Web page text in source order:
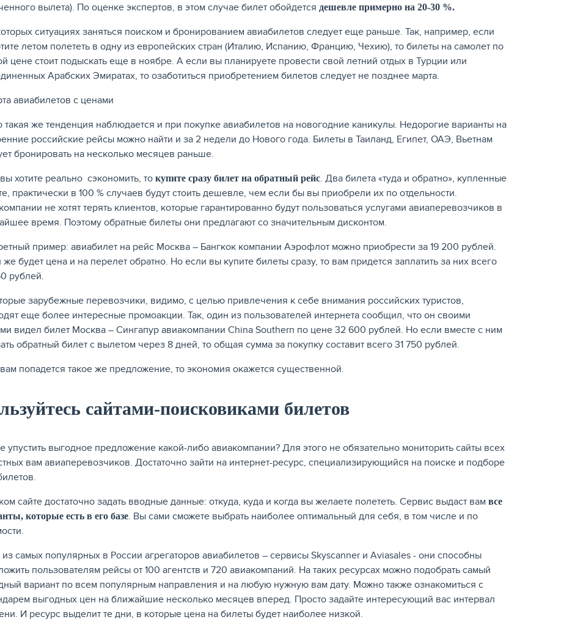
вылета). По оценке экспертов, в этом случае билет обойдется дешевле примерно на 20-30 %.
ситуациях заняться поиском и бронированием авиабилетов следует еще раньше. Так, например, если
летом полететь в одну из европейских стран (Италию, Испанию, Францию, Чехию), то билеты на самолет по
цене стоит подыскать еще в ноябре. А если вы планируете провести свой летний отдых в Турции или
Арабских Эмиратах, то озаботиться приобретением билетов следует не позднее марта.
такая же тенденция наблюдается и при покупке авиабилетов на новогодние каникулы. Недорогие варианты на
российские рейсы можно найти и за 2 недели до Нового года. Билеты в Таиланд, Египет, ОАЭ, Вьетнам
бронировать на несколько месяцев раньше.
хотите реально сэкономить, то купите сразу билет на обратный рейс. Два билета «туда и обратно», купленные
практически в 100 % случаев будут стоить дешевле, чем если бы вы приобрели их по отдельности.
не хотят терять клиентов, которые гарантированно будут пользоваться услугами авиаперевозчиков в
время. Поэтому обратные билеты они предлагают со значительным дисконтом.
пример: авиабилет на рейс Москва – Бангкок компании Аэрофлот можно приобрести за 19 200 рублей.
же будет цена и на перелет обратно. Но если вы купите билеты сразу, то вам придется заплатить за них всего
рублей.
зарубежные перевозчики, видимо, с целью привлечения к себе внимания российских туристов,
еще более интересные промоакции. Так, один из пользователей интернета сообщил, что он своими
видел билет Москва – Сингапур авиакомпании China Southern по цене 32 600 рублей. Но если вместе с ним
обратный билет с вылетом через 8 дней, то общая сумма за покупку составит всего 31 750 рублей.
попадется такое же предложение, то экономия окажется существенной.
сайтами-поисковиками билетов
упустить выгодное предложение какой-либо авиакомпании? Для этого не обязательно мониторить сайты всех
вам авиаперевозчиков. Достаточно зайти на интернет-ресурс, специализирующийся на поиске и подборе
сайте достаточно задать вводные данные: откуда, куда и когда вы желаете полететь. Сервис выдаст вам все
которые есть в его базе. Вы сами сможете выбрать наиболее оптимальный для себя, в том числе и по
самых популярных в России агрегаторов авиабилетов – сервисы Skyscanner и Aviasales - они способны
пользователям рейсы от 100 агентств и 720 авиакомпаний. На таких ресурсах можно подобрать самый
вариант по всем популярным направления и на любую нужную вам дату. Можно также ознакомиться с
выгодных цен на ближайшие несколько месяцев вперед. Просто задайте интересующий вас интервал
И ресурс выделит те дни, в которые цена на билеты будет наиболее низкой.